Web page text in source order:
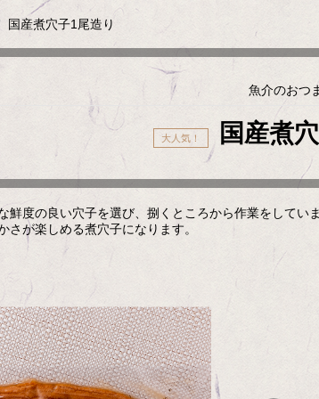
国産煮穴子1尾造り
魚介のおつ
国産煮
鮮度の良い穴子を選び、捌くところから作業をして
さが楽しめる煮穴子になります。